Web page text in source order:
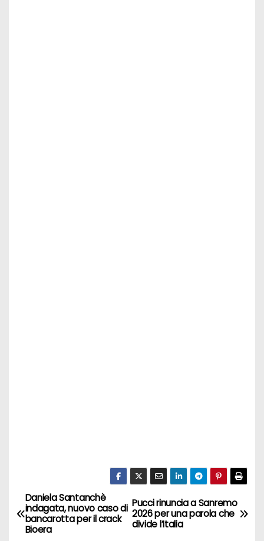
N
a
Pucci rinuncia a Sanremo
2026 per una parola che
divide l’Italia
Daniela Santanchè
indagata, nuovo caso di
bancarotta per il crack
Bioera